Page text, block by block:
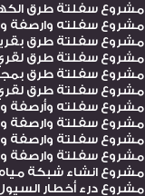
مشروع سفلتة طرق
مشروع سفلته وارصفة
مشروع سفلتة طرق
مشروع سفلتة طرق
مشروع سفلتة طرق
مشروع سفلتة طرق
مشروع سفلته وأرصفة
مشروع سفلتة وارصفة
مشروع سفلتة وارصفة
مشروع سفلتة وارصفة
مشروع انشاء شبكة
مشروع درء أخطار